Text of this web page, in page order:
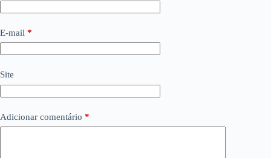
E-mail *
Site
Adicionar comentário *